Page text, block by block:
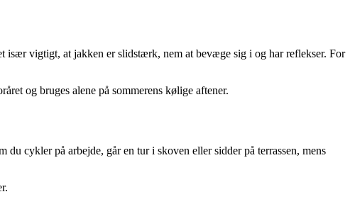
især vigtigt, at jakken er slidstærk, nem at bevæge sig i og har reflekser. For
og bruges alene på sommerens kølige aftener.
cykler på arbejde, går en tur i skoven eller sidder på terrassen, mens